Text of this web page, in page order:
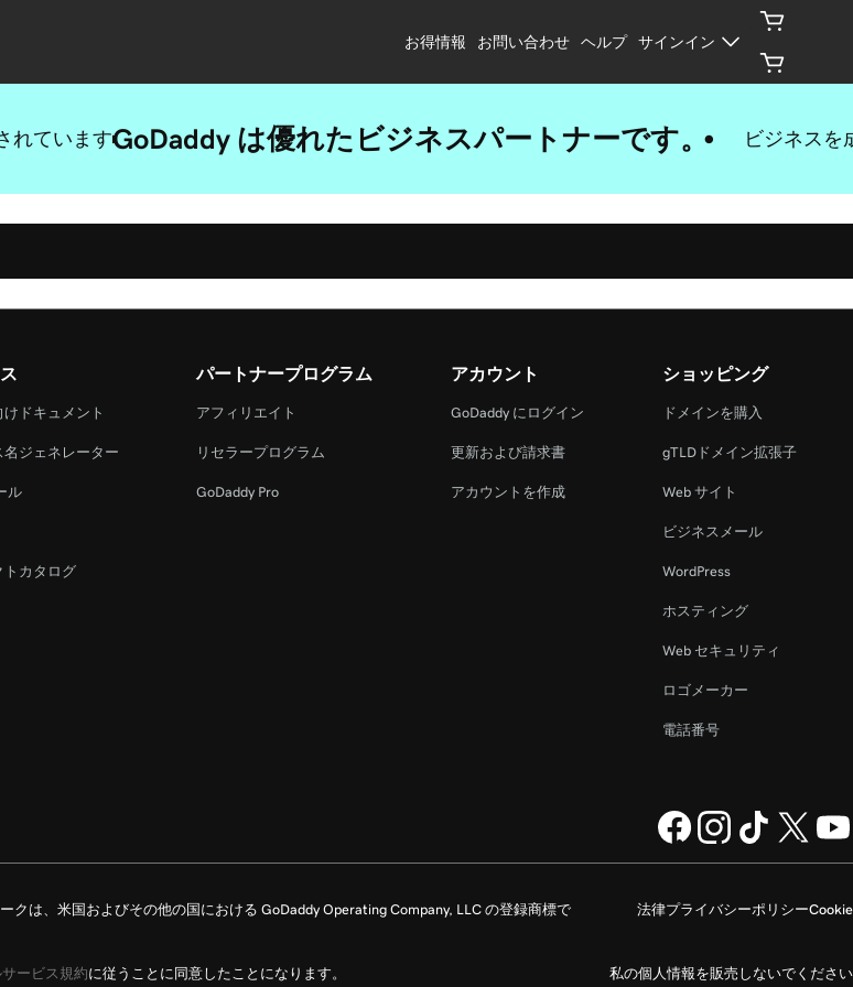
お得情報 お問い合わせ ヘルプ サインイン
れていますGoDaddy は優れたビジネスパートナーです。 ビジネスを
けドキュメント
名ジェネレーター
ル
トカタログ
パートナープログラム
アフィリエイト
リセラープログラム
GoDaddy Pro
アカウント
GoDaddy にログイン
更新および請求書
アカウントを作成
ショッピング
ドメインを購入
gTLDドメイン拡張子
Web サイト
ビジネスメール
WordPress
ホスティング
Web セキュリティ
ロゴメーカー
電話番号
法律プライバシーポリシーCookie
私の個人情報を販売しないでください
クは、米国およびその他の国における GoDaddy Operating Company, LLC の登録商標で
ービス規約に従うことに同意したことになります。